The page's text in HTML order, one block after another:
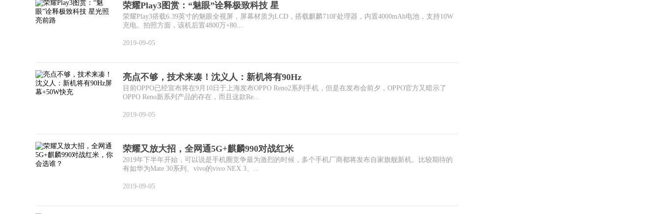
荣耀Play3图赏：“魅眼”诠释极致科技 星
荣耀Play3搭载6.39英寸的魅眼全视屏，屏幕材质为LCD，搭载麒麟710F处理器，内置4000mAh电池，支持10W
充电。拍照方面，该机后置4800万+80...
2019-09-05
亮点不够，技术来凑！沈义人：新机将有90Hz
目前OPPO已经宣布将在9月10日于上海发布OPPO Reno2系列手机，但是在发布会前夕，OPPO官方又暗示了
OPPO Reno新系列产品的存在，而且这款Re...
2019-09-05
荣耀又放大招，全网通5G+麒麟990对战红米
2019年下半年开始，可以说是手机圈竞争最为激烈的时候，多个手机厂商都将发布自家旗舰新机。比较期待的
有如华为Mate 30系列、vivo的vivo NEX 3、...
2019-09-05